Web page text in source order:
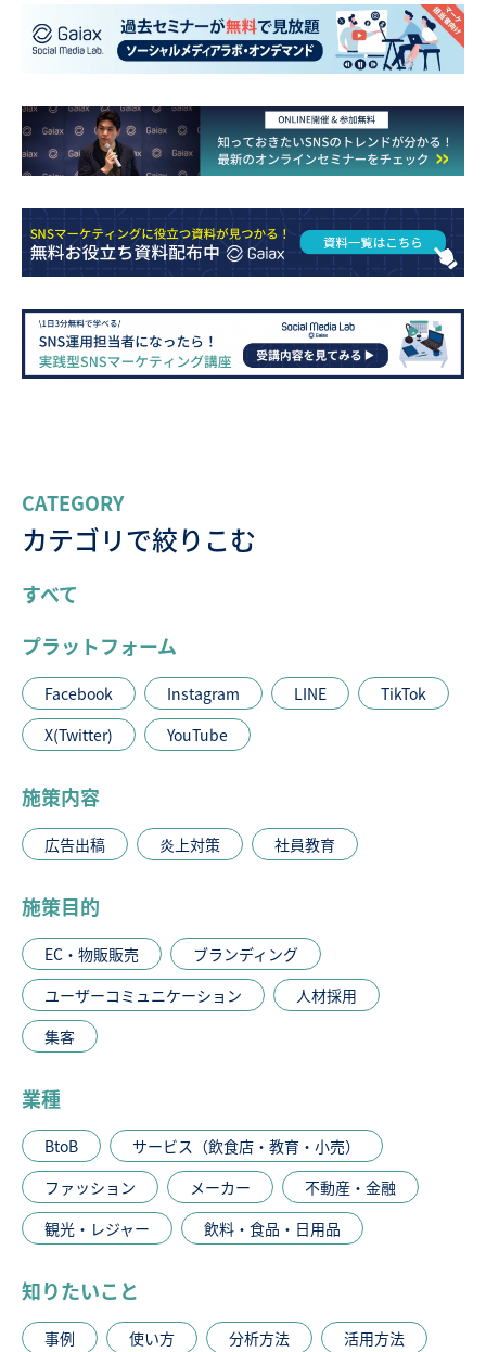
CATEGORY
カテゴリで絞りこむ
すべて
プラットフォーム
Facebook Instagram LINE
TikTok
X(Twitter)
YouTube
施策内容
広告出稿 炎上対策 社員教育
施策目的
EC・物販販売
ブランディング
ユーザーコミュニケーション
人材採用
集客
業種
BtoB
サービス（飲食店・教育・小売）
ファッション
メーカー
不動産・金融
観光・レジャー
飲料・食品・日用品
知りたいこと
事例 使い方 分析方法 活用方法